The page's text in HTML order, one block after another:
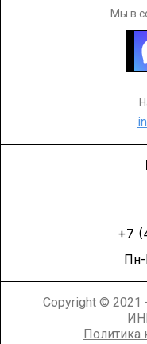
Мы в
+7
Пн-
Copyright © 2021
Политика